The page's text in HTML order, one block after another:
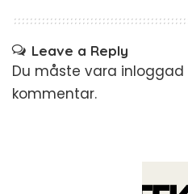
Leave a Reply
Du måste vara inloggad
kommentar.